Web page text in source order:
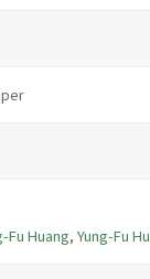
Fu Huang, Yung-Fu